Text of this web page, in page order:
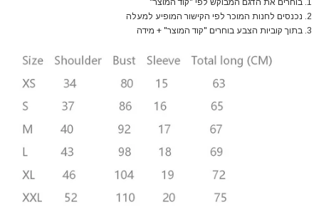
1. בוחרים את הדגם המבוקש לפי "קוד המוצר"
2. נכנסים לחנות המוכר לפי הקישור המופיע למעלה
3. בתוך קוביות הצבע בוחרים "קוד המוצר" + מידה